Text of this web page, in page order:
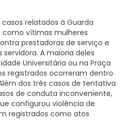
casos relatados à Guarda
como vítimas mulheres
prestadoras de serviço e
A maioria deles
Universitária ou na Praça
registrados ocorreram dentro
dos três casos de tentativa
de conduta inconveniente,
configurou violência de
registrados como atos